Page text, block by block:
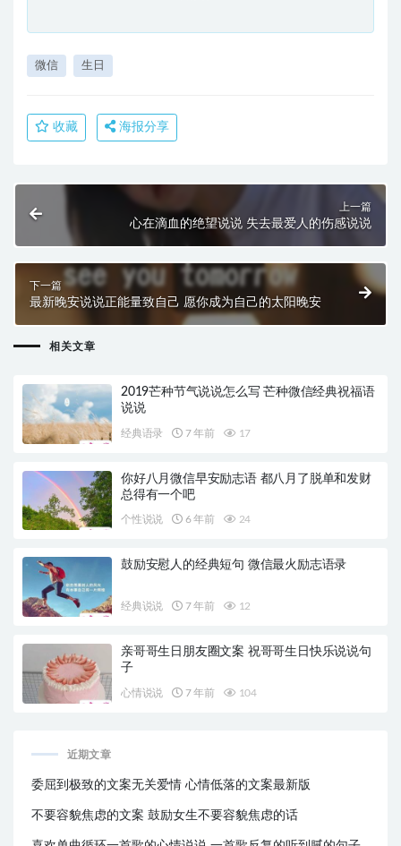
微信 生日
收藏 海报分享
上一篇
心在滴血的绝望说说 失去最爱人的伤感说说
下一篇
最新晚安说说正能量致自己 愿你成为自己的太阳晚安
相关文章
2019芒种节气说说怎么写 芒种微信经典祝福语
说说
经典语录 7 年前 17
你好八月微信早安励志语 都八月了脱单和发财
总得有一个吧
个性说说 6 年前 24
鼓励安慰人的经典短句 微信最火励志语录
经典说说 7 年前 12
亲哥哥生日朋友圈文案 祝哥哥生日快乐说说句
子
心情说说 7 年前 104
近期文章
委屈到极致的文案无关爱情 心情低落的文案最新版
不要容貌焦虑的文案 鼓励女生不要容貌焦虑的话